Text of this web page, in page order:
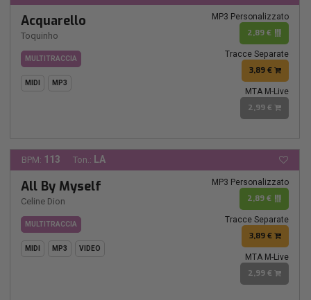
Acquarello
Toquinho
MULTITRACCIA
MIDI MP3
MP3 Personalizzato
2,89 €
Tracce Separate
3,89 €
MTA M-Live
2,99 €
BPM: 113 Ton.: LA
All By Myself
Celine Dion
MULTITRACCIA
MIDI MP3 VIDEO
MP3 Personalizzato
2,89 €
Tracce Separate
3,89 €
MTA M-Live
2,99 €